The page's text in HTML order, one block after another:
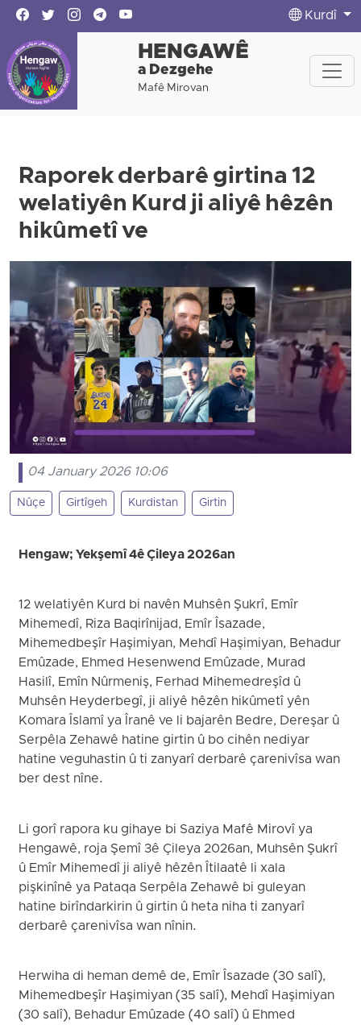
Kurdî
HENGAWÊ
a Dezgehe
Mafê Mirovan
Raporek derbarê girtina 12
welatiyên Kurd ji aliyê hêzên
hikûmetî ve
04 January 2026 10:06
Nûçe Girtîgeh Kurdistan Girtin
Hengaw; Yekşemî 4ê Çileya 2026an
12 welatiyên Kurd bi navên Muhsên Şukrî, Emîr
Mihemedî, Riza Baqirînijad, Emîr Îsazade,
Mihemedbeşîr Haşimiyan, Mehdî Haşimiyan, Behadur
Emûzade, Ehmed Hesenwend Emûzade, Murad
Hasilî, Emîn Nûrmeniş, Ferhad Mihemedreşîd û
Muhsên Heyderbegî, ji aliyê hêzên hikûmetî yên
Komara Îslamî ya Îranê ve li bajarên Bedre, Dereşar û
Serpêla Zehawê hatine girtin û bo cihên nediyar
hatine veguhastin û ti zanyarî derbarê çarenivîsa wan
ber dest nîne.
Li gorî rapora ku gihaye bi Saziya Mafê Mirovî ya
Hengawê, roja Şemî 3ê Çileya 2026an, Muhsên Şukrî
û Emîr Mihemedî ji aliyê hêzên Îtilaatê li xala
pişkinînê ya Pataqa Serpêla Zehawê bi guleyan
hatine birîndarkirin û girtin û heta niha ti zanyarî
derbarê çarenivîsa wan nînin.
Herwiha di heman demê de, Emîr Îsazade (30 salî),
Mihemedbeşîr Haşimiyan (35 salî), Mehdî Haşimiyan
(30 salî), Behadur Emûzade (40 salî) û Ehmed